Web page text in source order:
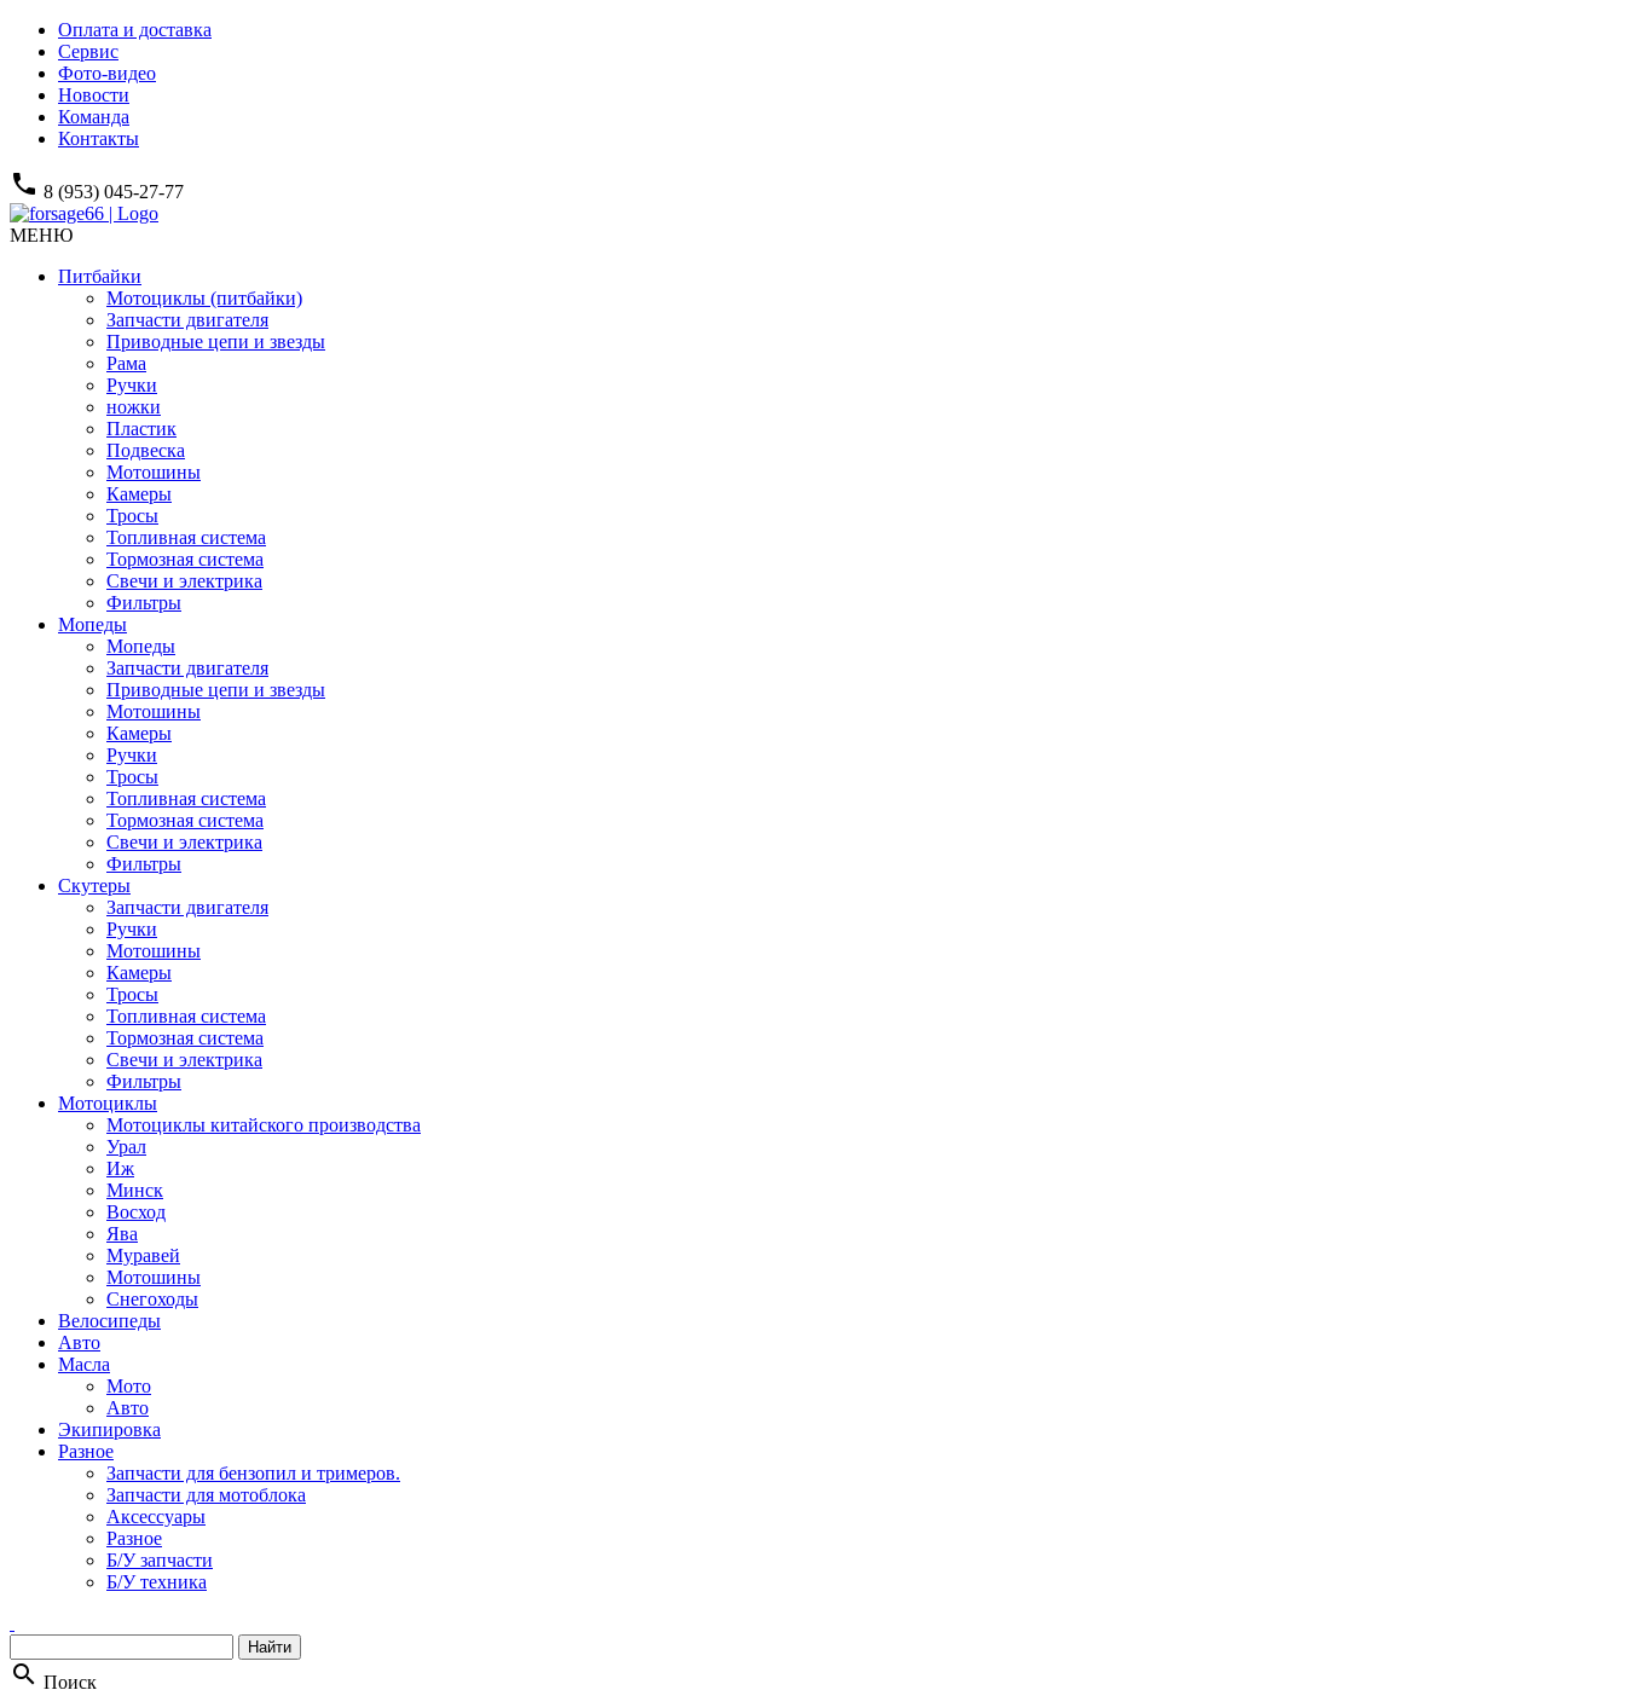
Оплата и доставка
Сервис
Фото-видео
Новости
Команда
Контакты
phone 8 (953) 045-27-77
МЕНЮ
Питбайки
Мотоциклы (питбайки)
Запчасти двигателя
Приводные цепи и звезды
Рама
Ручки
ножки
Пластик
Подвеска
Мотошины
Камеры
Тросы
Топливная система
Тормозная система
Свечи и электрика
Фильтры
Мопеды
Мопеды
Запчасти двигателя
Приводные цепи и звезды
Мотошины
Камеры
Ручки
Тросы
Топливная система
Тормозная система
Свечи и электрика
Фильтры
Cкутеры
Запчасти двигателя
Ручки
Мотошины
Камеры
Тросы
Топливная система
Тормозная система
Свечи и электрика
Фильтры
Мотоциклы
Мотоциклы китайского производства
Урал
Иж
Минск
Восход
Ява
Муравей
Мотошины
Снегоходы
Велосипеды
Авто
Масла
Мото
Авто
Экипировка
Разное
Запчасти для бензопил и тримеров.
Запчасти для мотоблока
Аксессуары
Разное
Б/У запчасти
Б/У техника
search Поиск